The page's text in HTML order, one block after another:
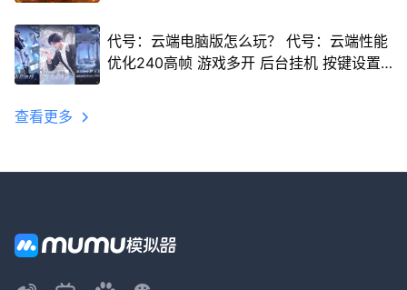
代号：云端电脑版怎么玩？ 代号：云端性能
优化240高帧 游戏多开 后台挂机 按键设置
查看更多